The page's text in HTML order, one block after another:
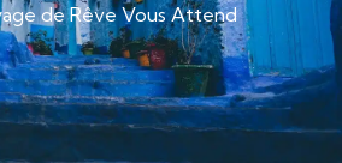
de Rêve Vous Attend